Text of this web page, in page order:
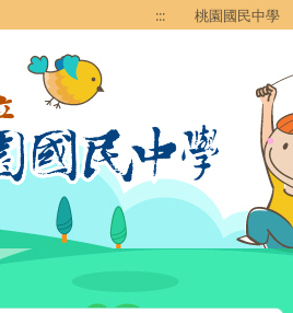
::: 桃園國民中學